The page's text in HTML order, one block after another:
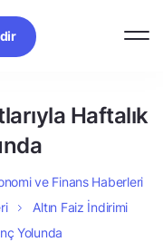
Haftalık
ve Finans Haberleri
Altın Faiz İndirimi
Yolunda